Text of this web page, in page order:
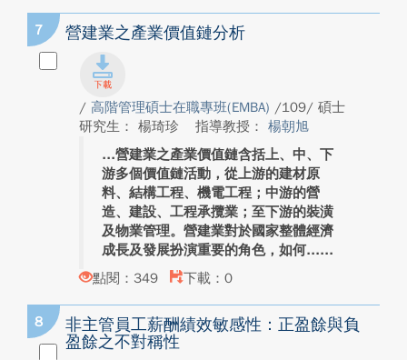
7 營建業之產業價值鏈分析
/ 高階管理碩士在職專班(EMBA) /109/ 碩士
研究生： 楊琦珍
指導教授： 楊朝旭
營建業之產業價值鏈含括上、中、下
游多個價值鏈活動，從上游的建材原
料、結構工程、機電工程；中游的營
造、建設、工程承攬業；至下游的裝潢
及物業管理。營建業對於國家整體經濟
成長及發展扮演重要的角色，如何...
點閱：349
下載：0
8
非主管員工薪酬績效敏感性：正盈餘與負
盈餘之不對稱性